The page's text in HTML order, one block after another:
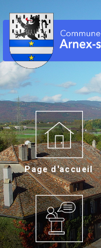
Page d'accueil